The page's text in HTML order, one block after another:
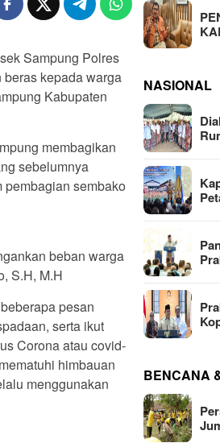
Sampung Polres
kepada warga
Kabupaten
membagikan
sebelumnya
sembako
beban warga
S.H, M.H
pesan
serta ikut
Corona atau covid-
himbauan
menggunakan
NASIONAL
BENCANA